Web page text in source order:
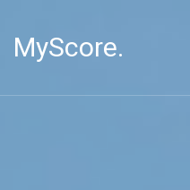
MyScore.